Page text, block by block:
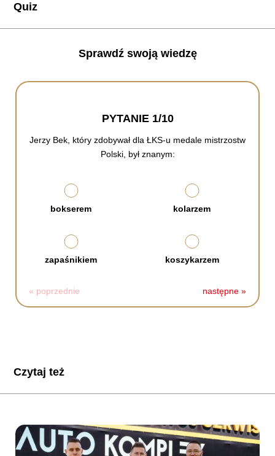
Quiz
Sprawdź swoją wiedzę
« poprzednie następne »
PYTANIE 1/10
Jerzy Bek, który zdobywał dla ŁKS-u medale mistrzostw
Polski, był znanym:
bokserem kolarzem
zapaśnikiem koszykarzem
Czytaj też